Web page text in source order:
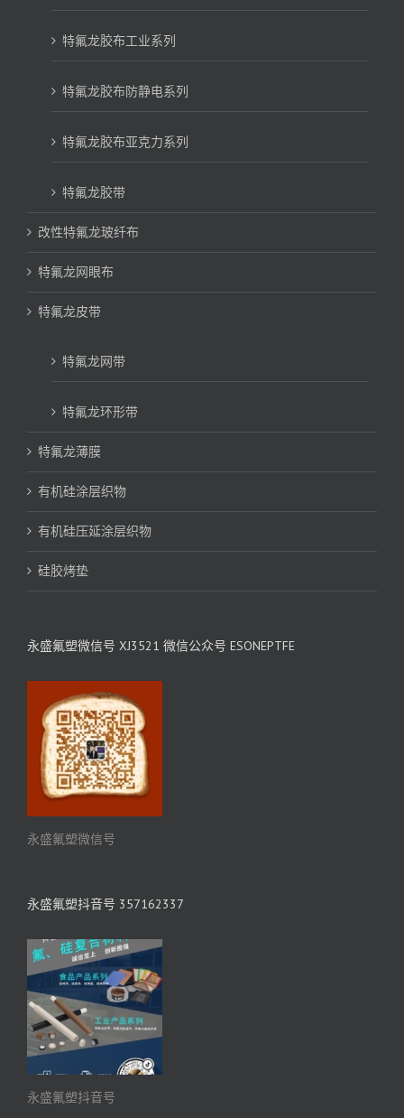
特氟龙胶布工业系列
特氟龙胶布防静电系列
特氟龙胶布亚克力系列
特氟龙胶带
改性特氟龙玻纤布
特氟龙网眼布
特氟龙皮带
特氟龙网带
特氟龙环形带
特氟龙薄膜
有机硅涂层织物
有机硅压延涂层织物
硅胶烤垫
永盛氟塑微信号 XJ3521 微信公众号 ESONEPTFE
永盛氟塑微信号
永盛氟塑抖音号 357162337
永盛氟塑抖音号